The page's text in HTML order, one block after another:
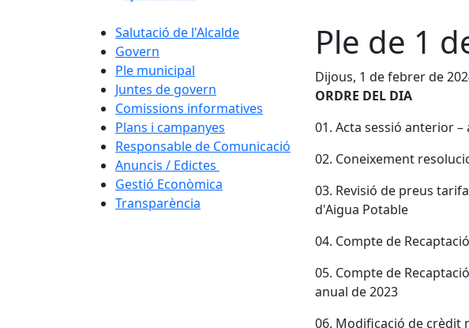
Salutació de l'Alcalde
Govern
Ple municipal
Juntes de govern
Comissions informatives
Plans i campanyes
Responsable de Comunicació
Anuncis / Edictes
Gestió Econòmica
Transparència
Ple de 1
Dijous, 1 de febrer de
ORDRE DEL DIA
01. Acta sessió anterior –
02. Coneixement
03. Revisió de preus
d'Aigua Potable
04. Compte de
05. Compte de
anual de 2023
06. Modificació de crèdit